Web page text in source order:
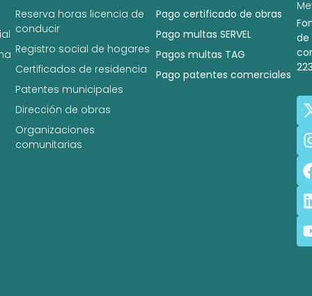
Pago certificado de obras
Pago multas SERVEL
Pagos multas TAG
Pago patentes comerciales
Reserva horas licencia de
conducir
Registro social de hogares
Certificados de residencia
Patentes municipales
Dirección de obras
Organizaciones
comunitarias
de